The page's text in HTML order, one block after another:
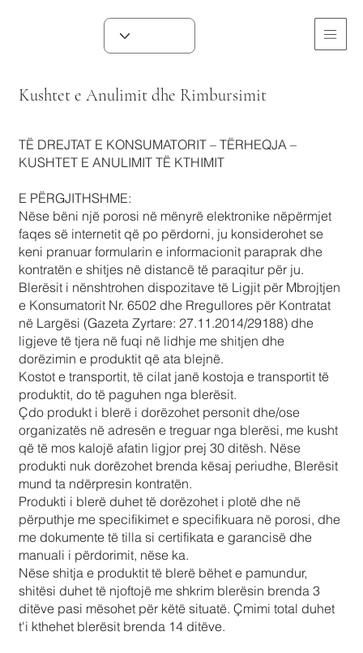
Kushtet e Anulimit dhe Rimbursimit
TË DREJTAT E KONSUMATORIT – TËRHEQJA –
KUSHTET E ANULIMIT TË KTHIMIT
E PËRGJITHSHME:
Nëse bëni një porosi në mënyrë elektronike nëpërmjet
faqes së internetit që po përdorni, ju konsiderohet se
keni pranuar formularin e informacionit paraprak dhe
kontratën e shitjes në distancë të paraqitur për ju.
Blerësit i nënshtrohen dispozitave të Ligjit për Mbrojtjen
e Konsumatorit Nr. 6502 dhe Rregullores për Kontratat
në Largësi (Gazeta Zyrtare: 27.11.2014/29188) dhe
ligjeve të tjera në fuqi në lidhje me shitjen dhe
dorëzimin e produktit që ata blejnë.
Kostot e transportit, të cilat janë kostoja e transportit të
produktit, do të paguhen nga blerësit.
Çdo produkt i blerë i dorëzohet personit dhe/ose
organizatës në adresën e treguar nga blerësi, me kusht
që të mos kalojë afatin ligjor prej 30 ditësh. Nëse
produkti nuk dorëzohet brenda kësaj periudhe, Blerësit
mund ta ndërpresin kontratën.
Produkti i blerë duhet të dorëzohet i plotë dhe në
përputhje me specifikimet e specifikuara në porosi, dhe
me dokumente të tilla si certifikata e garancisë dhe
manuali i përdorimit, nëse ka.
Nëse shitja e produktit të blerë bëhet e pamundur,
shitësi duhet të njoftojë me shkrim blerësin brenda 3
ditëve pasi mësohet për këtë situatë. Çmimi total duhet
t'i kthehet blerësit brenda 14 ditëve.